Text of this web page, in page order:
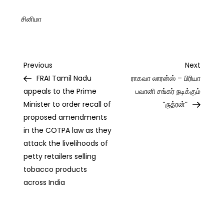
சினிமா
Post
navigation
Previous
Post
Previous
FRAI Tamil Nadu
appeals to the Prime
Minister to order recall of
proposed amendments
in the COTPA law as they
attack the livelihoods of
petty retailers selling
tobacco products
across India
Next
Post
Next
ராகவா லாரன்ஸ் – பிரியா
பவானி சங்கர் நடிக்கும்
“ருத்ரன்”